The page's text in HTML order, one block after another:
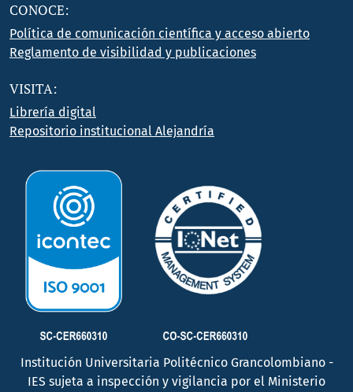
CONOCE:
Política de comunicación científica y acceso abierto
Reglamento de visibilidad y publicaciones
VISITA:
Librería digital
Repositorio institucional Alejandría
Institución Universitaria Politécnico Grancolombiano -
IES sujeta a inspección y vigilancia por el Ministerio